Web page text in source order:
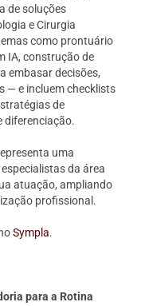
de soluções
e Cirurgia
como prontuário
IA, construção de
embasar decisões,
— e incluem checklists
de
diferenciação.
uma
da área
atuação, ampliando
profissional.
Sympla.
para a Rotina